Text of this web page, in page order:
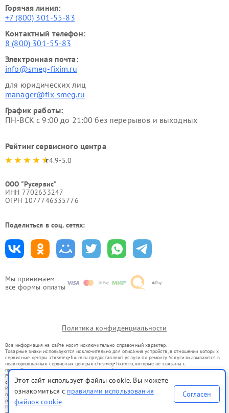
Мы принимаем
все формы оплаты
Горячая линия:
+7 (800) 301-55-83
Контактный телефон:
8 (800) 301-55-83
Электронная почта:
info@smeg-fixim.ru
для юридических лиц
manager@fix-smeg.ru
График работы:
ПН-ВСК с 9:00 до 21:00 без перерывов и выходных
Рейтинг сервисного центра
4.9-5.0
ООО "Русервис"
ИНН 7702633247
ОГРН 1077746335776
Поделиться в соц. сетях:
Политика конфиденциальности
Вся информация на сайте носит исключительно справочный характер.
Товарные знаки используются исключительно для описания устройств, в отношении которых
сервисные центры chr.smeg-fixim.ru предоставляют услуги по ремонту. Услуги оказываются в
неавторизованных сервисных центрах chr.smeg-fixim.ru, которые не связаны с
правообладателями товарных знаков или их официальными представителями.
Ремонт осуществляется для устройств, уже введенных в гражданский оборот в соответствии
со статьей 1487 ГК РФ.
Использование товарных знаков не преследует цели индивидуализации услуг или введения
потребителей в заблуждение, а служит для информирования о предоставляемых услугах по
ремонту техники указанных брендов.
Представленная на сайте информация не является публичной офертой, определяемой
Этот сайт использует файлы cookie. Вы можете
ознакомиться с правилами использования
файлов cookie
Согласен